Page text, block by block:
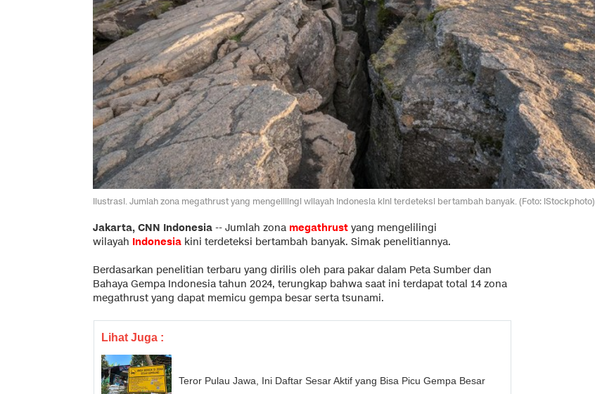
Ilustrasi. Jumlah zona megathrust yang mengelilingi wilayah Indonesia kini terdeteksi bertambah banyak. (Foto: iStockphoto)
Jakarta, CNN Indonesia -- Jumlah zona megathrust yang mengelilingi
wilayah Indonesia kini terdeteksi bertambah banyak. Simak penelitiannya.
Berdasarkan penelitian terbaru yang dirilis oleh para pakar dalam Peta Sumber dan
Bahaya Gempa Indonesia tahun 2024, terungkap bahwa saat ini terdapat total 14 zona
megathrust yang dapat memicu gempa besar serta tsunami.
Lihat Juga :
Teror Pulau Jawa, Ini Daftar Sesar Aktif yang Bisa Picu Gempa Besar